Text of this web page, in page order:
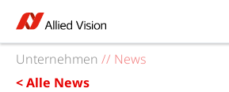
Unternehmen // News
< Alle News